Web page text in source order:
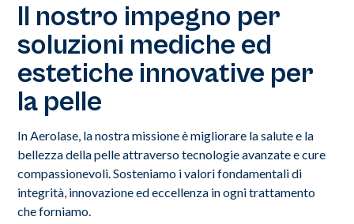
Il nostro impegno per
soluzioni mediche ed
estetiche innovative per
la pelle
In Aerolase, la nostra missione è migliorare la salute e la
bellezza della pelle attraverso tecnologie avanzate e cure
compassionevoli. Sosteniamo i valori fondamentali di
integrità, innovazione ed eccellenza in ogni trattamento
che forniamo.